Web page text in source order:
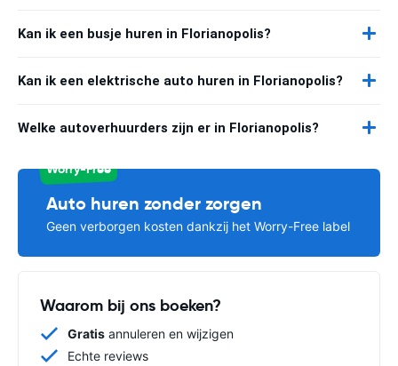
Kan ik een busje huren in Florianopolis?
Kan ik een elektrische auto huren in Florianopolis?
Welke autoverhuurders zijn er in Florianopolis?
Worry-Free
Auto huren zonder zorgen
Geen verborgen kosten dankzij het Worry-Free label
Waarom bij ons boeken?
Gratis annuleren en wijzigen
Echte reviews